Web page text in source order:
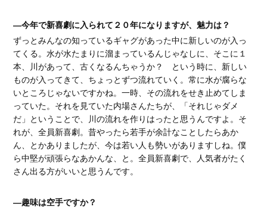
―今年で新喜劇に入られて２０年になりますが、魅力は？
ずっとみんなの知っているギャグがあった中に新しいのが入っ
てくる。水が水たまりに溜まっているんじゃなしに、そこに１
本、川があって、古くなるんちゃうか？ という時に、新しい
ものが入ってきて、ちょっとずつ流れていく。常に水が腐らな
いところじゃないですかね。一時、その流れをせき止めてしま
っていた。それを見ていた内場さんたちが、「それじゃダメ
だ」ということで、川の流れを作りはったと思うんですよ。そ
れが、全員新喜劇。昔やったら若手が余計なことしたらあか
ん、とかありましたが、今は若い人も勢いがありますしね。僕
ら中堅が頑張らなあかんな、と。全員新喜劇で、人気者がたく
さん出る方がいいと思うんです。
―趣味は空手ですか？